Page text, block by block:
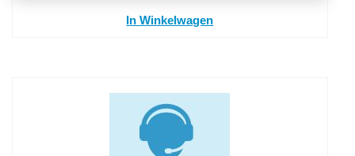
In Winkelwagen